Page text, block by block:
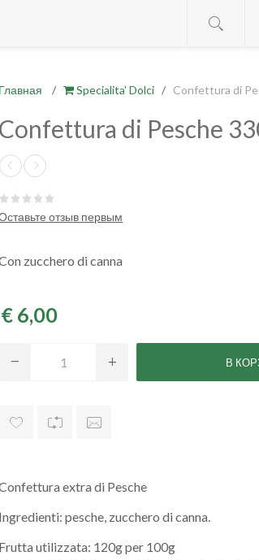
Главная / Specialita' Dolci / Confettura di
Confettura di Pesche
отзыв первым
zucchero di canna
€ 6,00
extra di Pesche
Ingredienti: pesche, zucchero di canna.
Frutta utilizzata: 120g per 100g